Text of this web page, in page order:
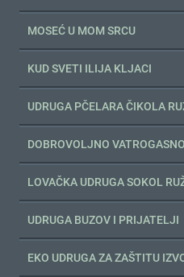
MOSEĆ U MOM SRCU
KUD SVETI ILIJA KLJACI
UDRUGA PČELARA ČIKOLA
DOBROVOLJNO
LOVAČKA UDRUGA SOKOL
UDRUGA BUZOV I PRIJATELJI
EKO UDRUGA ZA ZAŠTITU